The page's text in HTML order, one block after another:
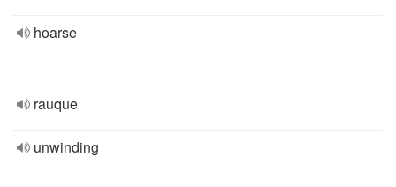
hoarse
rauque
unwinding